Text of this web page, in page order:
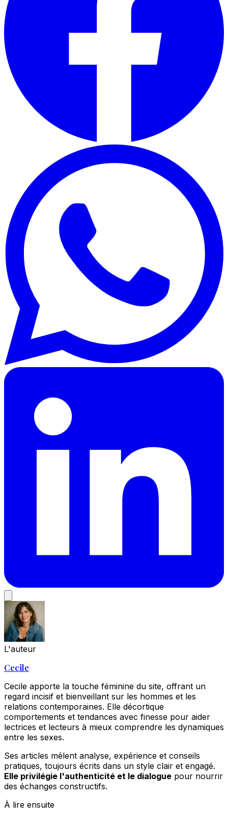
L'auteur
Cecile
Cecile apporte la touche féminine du site, offrant un
regard incisif et bienveillant sur les hommes et les
relations contemporaines. Elle décortique
comportements et tendances avec finesse pour aider
lectrices et lecteurs à mieux comprendre les dynamiques
entre les sexes.
Ses articles mêlent analyse, expérience et conseils
pratiques, toujours écrits dans un style clair et engagé.
Elle privilégie l'authenticité et le dialogue pour nourrir
des échanges constructifs.
À lire ensuite